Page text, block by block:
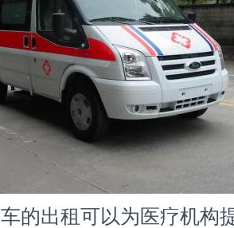
的出租可以为医疗机构